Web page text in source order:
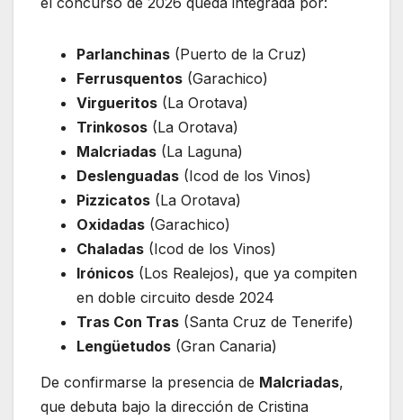
Parlanchinas (Puerto de la Cruz)
Ferrusquentos (Garachico)
Virgueritos (La Orotava)
Trinkosos (La Orotava)
Malcriadas (La Laguna)
Deslenguadas (Icod de los Vinos)
Pizzicatos (La Orotava)
Oxidadas (Garachico)
Chaladas (Icod de los Vinos)
Irónicos (Los Realejos), que ya compiten
en doble circuito desde 2024
Tras Con Tras (Santa Cruz de Tenerife)
Lengüetudos (Gran Canaria)
De confirmarse la presencia de Malcriadas,
que debuta bajo la dirección de Cristina